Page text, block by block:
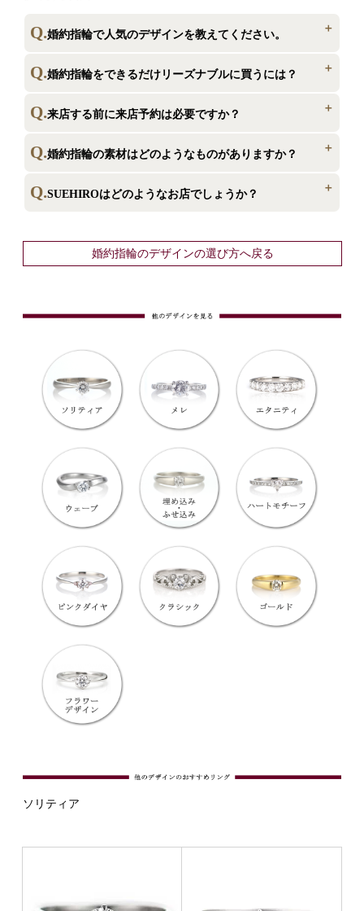
婚約指輪で人気のデザインを教えてください。
婚約指輪ではシンプルで1石のダイヤモンドを引き立たせる「ソ
シンプルな中でもサイドダイヤモンドやアームの形状の異なる指輪
着くことができると評判をいただいております。
婚約指輪をできるだけリーズナブルに買うには？
SUEHIROでは自社工房での製造直販とダイヤモンドの直輸入に
ります。ブランドにより価格が大きく変わるのが婚約指輪です。流
来店する前に来店予約は必要ですか？
ご予定がお決まりならばご来店予約をすることをおすすめしてお
刻印等、サービスを受けられる場合がございます。
ご来店予約は
婚約指輪の素材はどのようなものがありますか？
婚約指輪はプラチナ（シルバー色）がよく選ばれていますが、近
他、素材がお選びいただける指輪もご用意しております。
SUEHIROはどのようなお店でしょうか？
年。ダイヤモンドの直輸入、高品質でお求めやすい価格を目指し
婚約指輪のデザインの選び方へ戻る
ソリティア